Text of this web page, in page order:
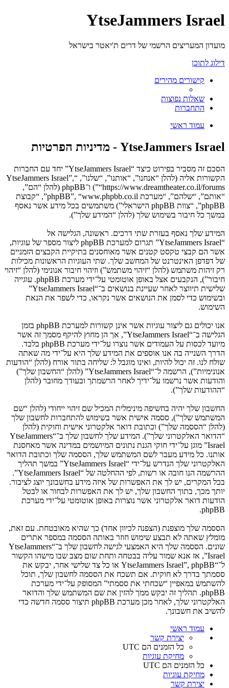
YtseJammers Israel
מועדון המעריצים הרשמי של דרים ת'יאטר בישראל
דילוג לתוכן
קישורים מהירים
שאלות נפוצות
התחברות
עמוד ראשי
YtseJammers Israel - מדיניות הפרטיות
הסכם זה מסביר בפירוט כיצד “YtseJammers Israel” יחד עם החברות
הקשורות אליה (להלן “אנחנו”, “אותנו”, “שלנו”, “YtseJammers Israel”,
“https://www.dreamtheater.co.il/forums”) ו־phpBB (להלן “הם”,
“אותם”, “שלהם”, “מערכת phpBB”, “www.phpbb.co.il”, “קבוצת
phpBB”, “צוות phpBB הישראלי”) משתמשים בכל מידע אשר נאסף
במשך כל חיבור בשימוש שלך (להלן “המידע שלך”).
המידע שלך נאסף בעזרת שתי דרכים. ראשונה, הגלישה אל
“YtseJammers Israel” תגרום למערכת phpBB ליצור מספר של עוגיות,
אשר הם קבצי טקסט קטנים אשר מאוחסנים בתיקיית הקבצים הזמניים
של דפדפן האינטרנט של המחשב שלך. שתי העוגיות הראשונות מכילות
רק זיהות משתמש (להלן “זיהוי משתמש”) וזיהוי חיבור אנונימי (להלן “זיהוי
חיבור”), הנקבעים אצל באופן אוטומטי על־ידי מערכת phpBB. עוגייה
שלישית תיווצר לאחר שעיינת בנושאים ב־“YtseJammers Israel”
ובשימוש כדי לסמן את הנושאים אשר נקראו, כדי לשפר את הנאת
השימוש.
אנו יכולים גם ליצור עוגיות אשר אינן קשורות למערכת phpBB בזמן
הגלישה ב־“YtseJammers Israel”, אך הן מחוץ להיקף מסמך זה אשר
מיועד לכסות על העמודים אשר נוצרו על־ידי מערכת phpBB בלבד.
הדרך השנייה בה אנו אוספים את המידע שלך היא על־ידי מה שאתה
שולח לנו. זה יכול להיות, ואינו מוגבל ל: שליחה בתור אורח (להלן “הודעות
אנונימיות”), הרשמה ל־“YtseJammers Israel” (להלן “החשבון שלך”)
והודעות אשר נרשמו על־ידיך לאחר הרשמתך ובעודך מחובר (להלן
“ההודעות שלך”).
החשבון שלך יהיה בחשיפה מינימלית המכיל שם זיהוי ייחודי (להלן “שם
המשתמש שלך”), ססמה אישית אשר בשימוש להתחברות לחשבון שלך
(להלן “הססמה שלך”) וכתובת דואר אלקטרוני אישית וחוקית (להלן
“הדואר האלקטרוני שלך”). המידע שלך לחשבון שלך ב־“YtseJammers
Israel” מוגן על־ידי חוקי הגנת נתונים המיושמים במדינה אשר מאחסנת
אותנו. כל מידע מעבר לשם המשתמש שלך, הססמה שלך וכתובת הדואר
האלקטרוני שלך הנדרש על־ידי “YtseJammers Israel” במשך תהליך
ההרשמה הנו חובה או רשות, לפי ההחלטה של “YtseJammers Israel”.
בכל המקרים, יש לך את האפשרות של איזה מידע בחשבונך יוצג לציבור.
יותך מכך, בתוך החשבון שלך, יש לך את האפשרות לבחור או לבטל
הודעות דואר אלקטרוני אשר נוצרות באופן אוטומטי על־ידי מערכת
phpBB.
הססמה שלך מוצפנת (הצפנה לכיוון אחד) כך שהיא מאובטחת. עם זאת,
מומלץ שאתה לא תבצע שימוש חוזר באותה הססמה במספר אתרים
שונים. הססמה שלך היא האמצעי לגישה לחשבון שלך ב־“YtseJammers
Israel”, אז אנא שמור עליה בבטחה ותחת שום מצב שבו מישהו הקשור
ל־“YtseJammers Israel”, phpBB או כל צד שלישי אחר, יבקש את
ססמתך בדרך לא חוקית. אם תשכח את הססמה לחשבון שלך, תוכל
להשתמש במאפיין “שכחתי את ססמתי” המסופק על־ידי מערכת
phpBB. תהליך זה יבקש ממך להזין את שם המשתמש שלך והדואר
האלקטרוני שלך, לאחר מכן מערכת phpBB תיצור ססמה חדשה כדי
להשיב את חשבונך.
עמוד ראשי
יצירת קשר
כל הזמנים הם UTC
מחיקת עוגיות
כל הזמנים הם UTC
מחיקת עוגיות
יצירת קשר